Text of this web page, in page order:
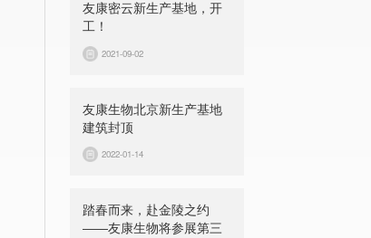
友康密云新生产基地，开
工！
2021-09-02
友康生物北京新生产基地
建筑封顶
2022-01-14
踏春而来，赴金陵之约
——友康生物将参展第三